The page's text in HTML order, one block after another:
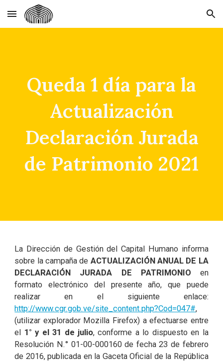
Skip to main content Skip to navigation
Queda 1 día para la
Actualización
Declaración Jurada
de Patrimonio 2021
La Dirección de Gestión del Capital Humano informa
sobre la campaña de ACTUALIZACIÓN ANUAL DE LA
DECLARACIÓN JURADA DE PATRIMONIO en
formato electrónico del presente año, que puede
realizar en el siguiente enlace:
http://www.cgr.gob.ve/site_content.php?Cod=047#,
(utilizar explorador Mozilla Firefox) a efectuarse entre
el 1° y el 31 de julio, conforme a lo dispuesto en la
Resolución N.° 01-00-000160 de fecha 23 de febrero
de 2016, publicada en la Gaceta Oficial de la República